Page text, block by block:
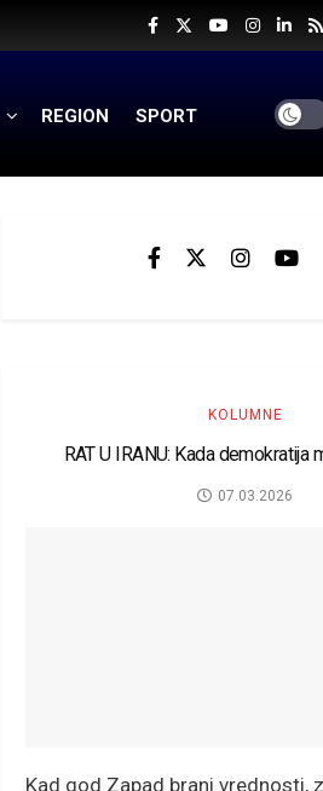
REGION SPORT
KOLUMNE
RAT U IRANU: Kada demokratija
07.03.2026
Kad god Zapad brani vrednosti,